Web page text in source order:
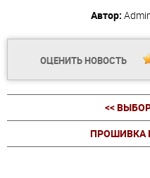
Автор:
ОЦЕНИТЬ НОВОСТЬ
<<
ПРОШИВКА